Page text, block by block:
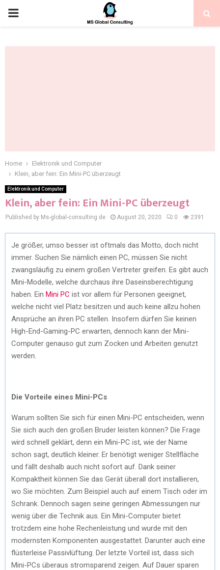
Home
Elektronik und Computer
Klein, aber fein: Ein Mini-PC überzeugt
Elektronik und Computer
Klein, aber fein: Ein Mini-PC überzeugt
Published by Ms-global-consulting.de August 20, 2020 0 2391
Je größer, umso besser ist oftmals das Motto, doch nicht
immer. Suchen Sie nämlich einen PC, müssen Sie nicht
zwangsläufig zu einem großen Vertreter greifen. Es gibt auch
Mini-Modelle, welche durchaus ihre Daseinsberechtigung
haben. Ein Mini PC ist vor allem für Personen geeignet,
welche nicht viel Platz besitzen und auch keine allzu hohen
Ansprüche an ihren PC stellen. Insofern dürfen Sie keinen
High-End-Gaming-PC erwarten, dennoch kann der Mini-
Computer genauso gut zum Zocken und Arbeiten genutzt
werden.
Die Vorteile eines Mini-PCs
Warum sollten Sie sich für einen Mini-PC entscheiden, wenn
Sie sich auch den großen Bruder leisten können? Die Frage
wird schnell geklärt, denn ein Mini-PC ist, wie der Name
schon sagt, deutlich kleiner. Er benötigt weniger Stellfläche
und fällt deshalb auch nicht sofort auf. Dank seiner
Kompaktheit können Sie das Gerät überall dort installieren,
wo Sie möchten. Zum Beispiel auch auf einem Tisch oder im
Schrank. Dennoch sagen seine geringen Abmessungen nur
wenig über die Technik aus. Ein Mini-Computer bietet
trotzdem eine hohe Rechenleistung und wurde mit den
modernsten Komponenten ausgestattet. Darunter auch eine
flüsterleise Passivlüftung. Der letzte Vorteil ist, dass sich
Mini-PCs überaus stromsparend zeigen. Auf Dauer sparen